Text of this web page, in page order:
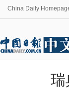
China Daily
瑞